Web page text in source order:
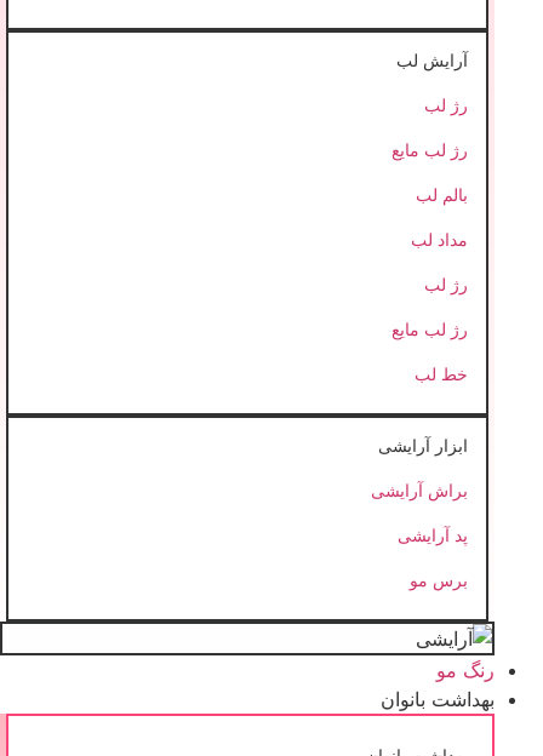
آرایش لب
رژ لب
رژ لب مایع
بالم لب
مداد لب
رژ لب
رژ لب مایع
خط لب
ابزار آرایشی
براش آرایشی
پد آرایشی
برس مو
رنگ مو
بهداشت بانوان